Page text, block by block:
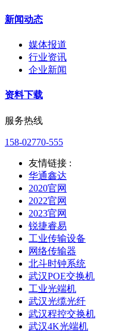
新闻动态
媒体报道
行业资讯
企业新闻
资料下载
服务热线
158-02770-555
友情链接 :
华通鑫达
2020官网
2022官网
2023官网
锐捷睿易
工业传输设备
网络传输器
北斗时钟系统
武汉POE交换机
工业光端机
武汉光缆光纤
武汉程控交换机
武汉4K光端机